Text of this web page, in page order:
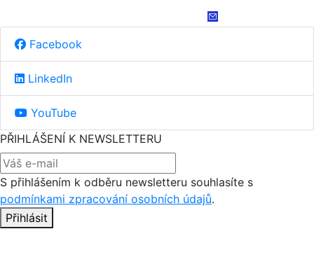
Facebook
LinkedIn
YouTube
PŘIHLÁŠENÍ K NEWSLETTERU
S přihlášením k odběru newsletteru souhlasíte s
podmínkami zpracování osobních údajů.
Přihlásit